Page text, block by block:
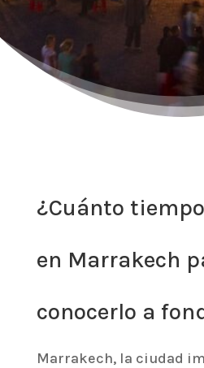
¿Cuánto
en Marrakech
conocerlo a
Marrakech, la ciudad